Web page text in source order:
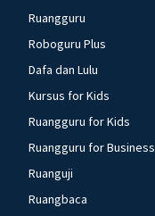
Ruangguru
Roboguru Plus
Dafa dan Lulu
Kursus for Kids
Ruangguru for Kids
Ruangguru for Business
Ruanguji
Ruangbaca